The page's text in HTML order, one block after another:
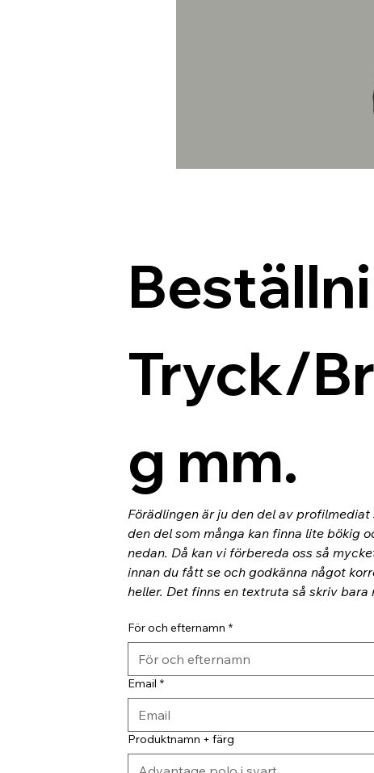
Tryck/
g mm.
Förädlingen är ju den del av profilmediat
den del som många kan finna lite bökig
nedan. Då kan vi förbereda oss så
innan du fått se och godkänna något
heller. Det finns en textruta så skriv
För och efternamn *
Email *
Produktnamn + färg